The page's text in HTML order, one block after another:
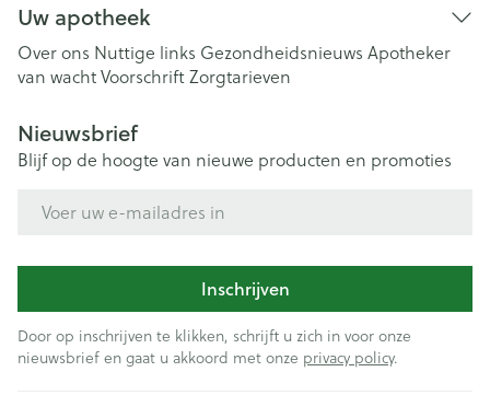
Uw apotheek
Over ons Nuttige links Gezondheidsnieuws Apotheker
van wachtVoorschriftZorgtarieven
Nieuwsbrief
Blijf op de hoogte van nieuwe producten en promoties
Inschrijven
Door op inschrijven te klikken, schrijft u zich in voor onze
nieuwsbrief en gaat u akkoord met onze privacy policy.